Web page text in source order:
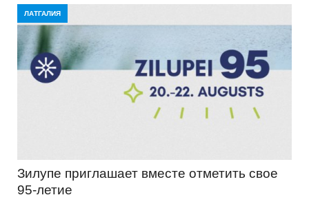
ЛАТГАЛИЯ
Зилупе приглашает вместе отметить свое
95-летие